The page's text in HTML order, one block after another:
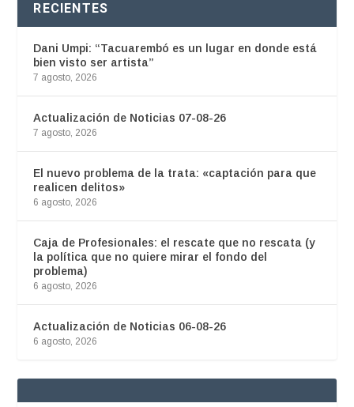
RECIENTES
Dani Umpi: “Tacuarembó es un lugar en donde está
bien visto ser artista”
7 agosto, 2026
Actualización de Noticias 07-08-26
7 agosto, 2026
El nuevo problema de la trata: «captación para que
realicen delitos»
6 agosto, 2026
Caja de Profesionales: el rescate que no rescata (y
la política que no quiere mirar el fondo del
problema)
6 agosto, 2026
Actualización de Noticias 06-08-26
6 agosto, 2026